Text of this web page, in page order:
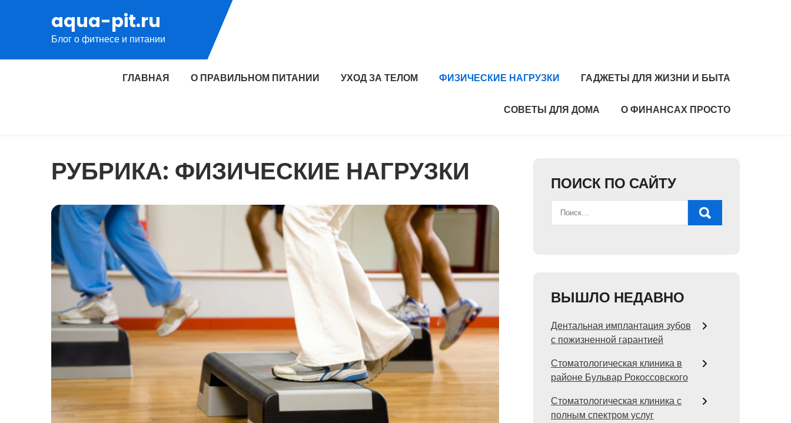
содержимому
aqua-pit.ru
Блог о фитнесе и питании
ГЛАВНАЯ О ПРАВИЛЬНОМ ПИТАНИИ УХОД ЗА ТЕЛОМ ФИЗИЧЕСКИЕ НАГРУЗКИ ГАДЖЕТЫ ДЛЯ ЖИЗНИ И БЫТА
СОВЕТЫ ДЛЯ ДОМА О ФИНАНСАХ ПРОСТО
РУБРИКА: ФИЗИЧЕСКИЕ НАГРУЗКИ ПОИСК ПО САЙТУ
ВЫШЛО НЕДАВНО
Дентальная имплантация зубов
с пожизненной гарантией
Стоматологическая клиника в
районе Бульвар Рокоссовского
Стоматологическая клиника с
полным спектром услуг